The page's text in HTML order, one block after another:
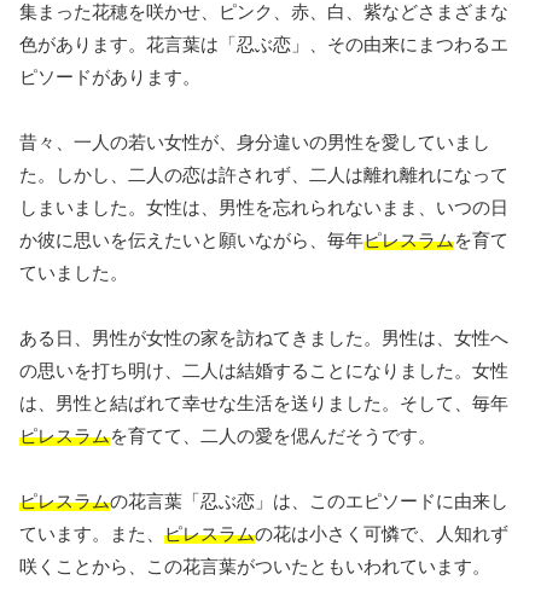
集まった花穂を咲かせ、ピンク、赤、白、紫などさまざまな
色があります。花言葉は「忍ぶ恋」、その由来にまつわるエ
ピソードがあります。
昔々、一人の若い女性が、身分違いの男性を愛していまし
た。しかし、二人の恋は許されず、二人は離れ離れになって
しまいました。女性は、男性を忘れられないまま、いつの日
か彼に思いを伝えたいと願いながら、毎年ピレスラムを育て
ていました。
ある日、男性が女性の家を訪ねてきました。男性は、女性へ
の思いを打ち明け、二人は結婚することになりました。女性
は、男性と結ばれて幸せな生活を送りました。そして、毎年
ピレスラムを育てて、二人の愛を偲んだそうです。
ピレスラムの花言葉「忍ぶ恋」は、このエピソードに由来し
ています。また、 ピレスラムの花は小さく可憐で、人知れず
咲くことから、この花言葉がついたともいわれています。